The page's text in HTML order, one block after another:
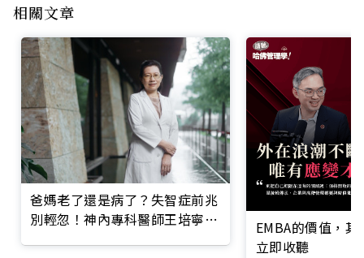
相關文章
爸媽老了還是病了？失智症前兆
別輕忽！神內專科醫師王培寧呼
EMBA的價值，
立即收聽